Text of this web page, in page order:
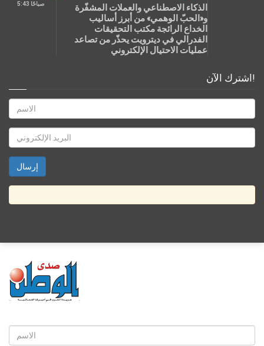
5:43 صباحًا
الذكاء الاصطناعي والعملات المشفّرة
و«الحبّ الوهمي» من أبرز أساليب
الخداع الرائجة مكتب التحقيقات
الفدرالي في ديترويت يحذّر من تصاعد
عمليات الاحتيال الإلكتروني
اشترك الآن!